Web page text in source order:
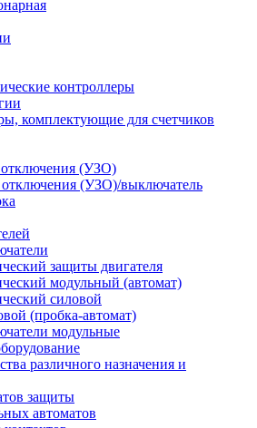
контроллеры
комплектующие для счетчиков
отключения (УЗО)
отключения (УЗО)/выключатель
защиты двигателя
модульный (автомат)
силовой
(пробка-автомат)
модульные
различного назначения и
защиты
автоматов